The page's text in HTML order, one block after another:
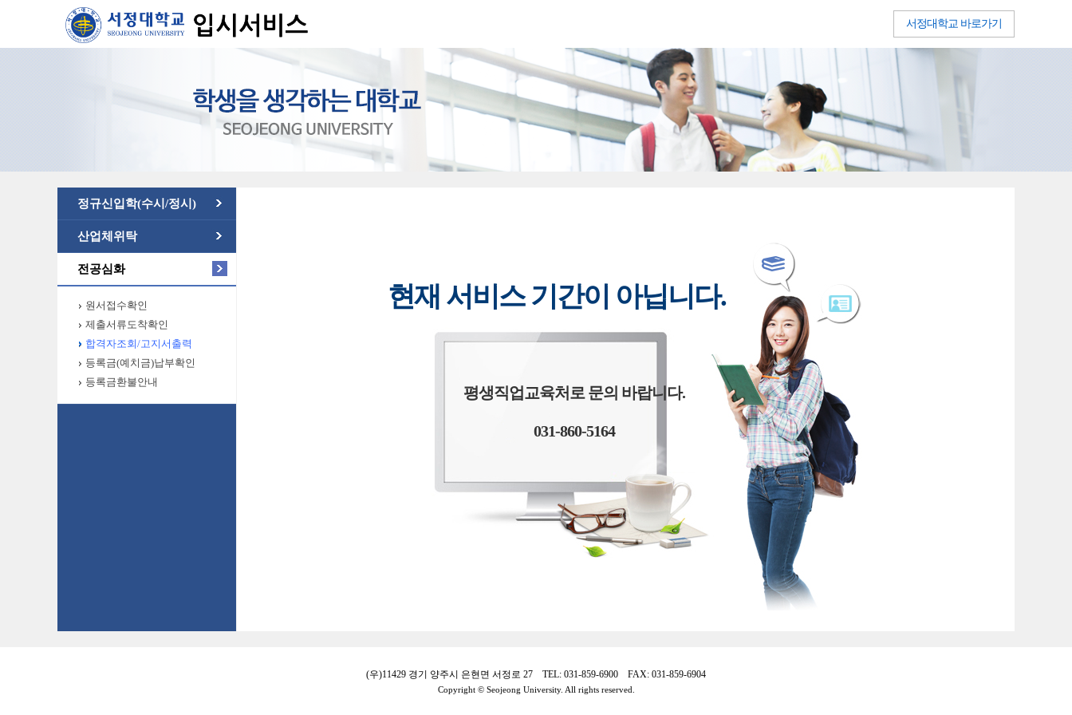
서정대학교 바로가기
정규신입학(수시/정시)
산업체위탁
전공심화
원서접수확인
제출서류도착확인
합격자조회/고지서출력
등록금(예치금)납부확인
등록금환불안내
현재 서비스 기간이 아닙니다.
평생직업교육처로 문의 바랍니다.
031-860-5164
(우)11429 경기 양주시 은현면 서정로 27 TEL: 031-859-6900 FAX: 031-859-6904
Copyright © Seojeong University. All rights reserved.